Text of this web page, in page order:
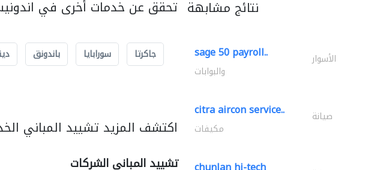
تحقق عن خدمات أخرى في
جاكرتا سورابايا باندونق
اكتشف المزيد تشييد المباني
تشييد المباني الشركات
نتائج مشابهة
sage 50 payroll.. الأسوار
والبوابات
citra aircon service.. صيانة
مكيفات